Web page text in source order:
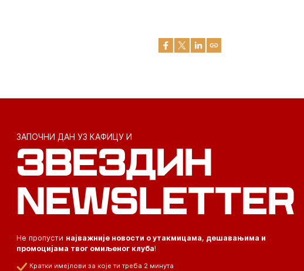
ЗАПОЧНИ ДАН УЗ КАФИЦУ И
ЗВЕЗДИН
NEWSLETTER
Не пропусти најважније новости о утакмицама, дешавањима и
промоцијама твог омиљеног клуба!
Кратки имејлови за које ти треба 2 минута